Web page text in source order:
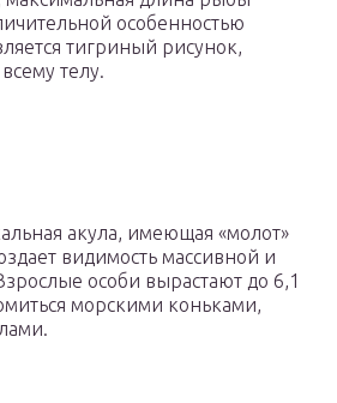
особенностью
тигриный рисунок,
телу.
акула, имеющая «молот»
видимость массивной и
особи вырастают до 6,1
морскими коньками,